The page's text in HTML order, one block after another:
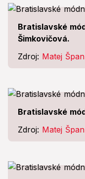
Bratislavské
Šimkovičová.
Zdroj: Matej
Bratislavské
Zdroj: Matej